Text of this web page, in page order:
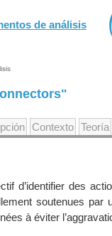
de análisis
Contexto Teoría
d’identifier des
soutenues par
à éviter